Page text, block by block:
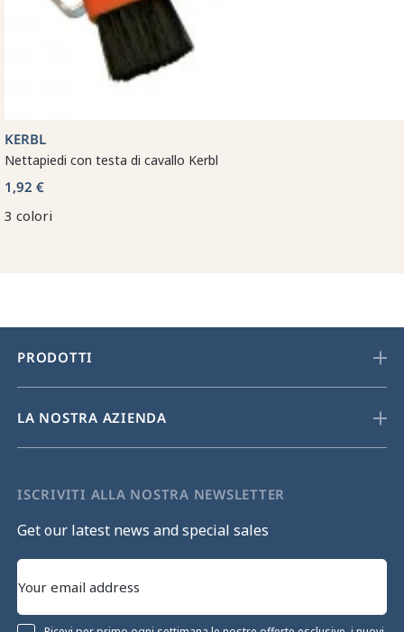
KERBL
Nettapiedi con testa di cavallo Kerbl
1,92 €
3 colori
PRODOTTI
LA NOSTRA AZIENDA
ISCRIVITI ALLA NOSTRA NEWSLETTER
Get our latest news and special sales